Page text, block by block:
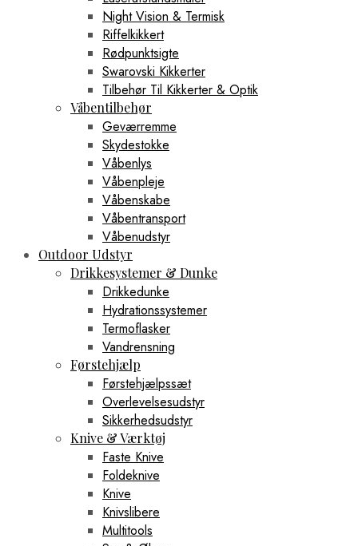
Night Vision & Termisk
Riffelkikkert
Rødpunktsigte
Swarovski Kikkerter
Tilbehør Til Kikkerter & Optik
Våbentilbehør
Geværremme
Skydestokke
Våbenlys
Våbenpleje
Våbenskabe
Våbentransport
Våbenudstyr
Outdoor Udstyr
Drikkesystemer & Dunke
Drikkedunke
Hydrationssystemer
Termoflasker
Vandrensning
Førstehjælp
Førstehjælpssæt
Overlevelsesudstyr
Sikkerhedsudstyr
Knive & Værktøj
Faste Knive
Foldeknive
Knive
Knivslibere
Multitools